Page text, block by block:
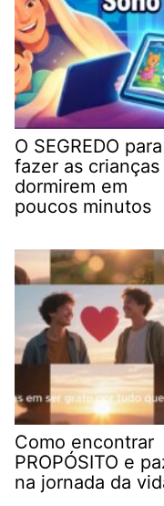
O SEGREDO para
fazer as crianças
dormirem em
poucos minutos
Como encontrar
PROPÓSITO e
na jornada da